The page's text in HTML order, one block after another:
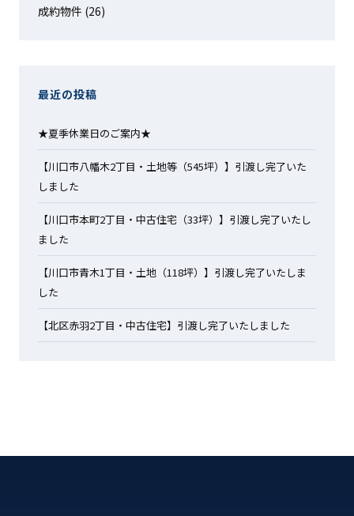
成約物件 (26)
最近の投稿
★夏季休業日のご案内★
【川口市八幡木2丁目・土地等（545坪）】引渡し完了いた
しました
【川口市本町2丁目・中古住宅（33坪）】引渡し完了いたし
ました
【川口市青木1丁目・土地（118坪）】引渡し完了いたしま
した
【北区赤羽2丁目・中古住宅】引渡し完了いたしました